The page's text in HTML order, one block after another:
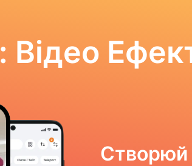
Відео
Створюй